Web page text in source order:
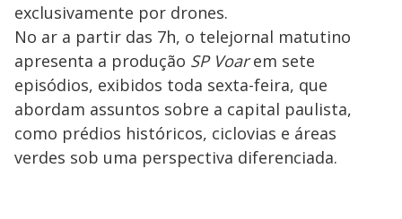
exclusivamente por drones.
No ar a partir das 7h, o telejornal matutino
apresenta a produção SP Voarem sete
episódios, exibidos toda sexta-feira, que
abordam assuntos sobre a capital paulista,
como prédios históricos, ciclovias e áreas
verdes sob uma perspectiva diferenciada.